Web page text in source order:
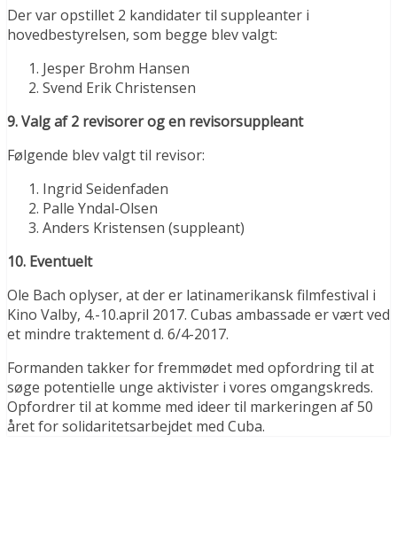
Der var opstillet 2 kandidater til suppleanter i
hovedbestyrelsen, som begge blev valgt:
Jesper Brohm Hansen
Svend Erik Christensen
9. Valg af 2 revisorer og en revisorsuppleant
Følgende blev valgt til revisor:
Ingrid Seidenfaden
Palle Yndal-Olsen
Anders Kristensen (suppleant)
10. Eventuelt
Ole Bach oplyser, at der er latinamerikansk filmfestival i
Kino Valby, 4.-10.april 2017. Cubas ambassade er vært ved
et mindre traktement d. 6/4-2017.
Formanden takker for fremmødet med opfordring til at
søge potentielle unge aktivister i vores omgangskreds.
Opfordrer til at komme med ideer til markeringen af 50
året for solidaritetsarbejdet med Cuba.